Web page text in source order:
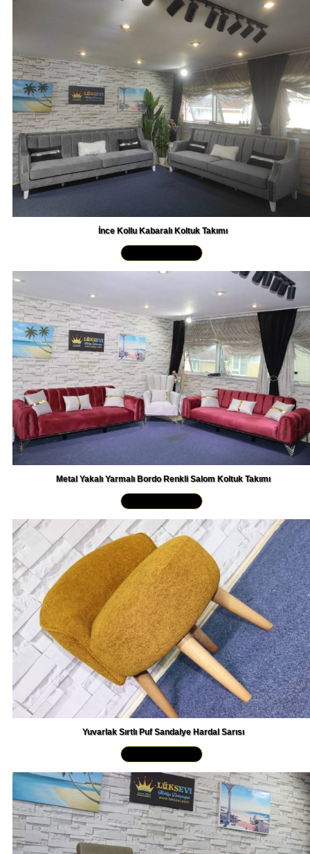
İnce Kollu Kabaralı Koltuk Takımı
Metal Yakalı Yarmalı Bordo Renkli Salom Koltuk Takımı
Yuvarlak Sırtlı Puf Sandalye Hardal Sarısı